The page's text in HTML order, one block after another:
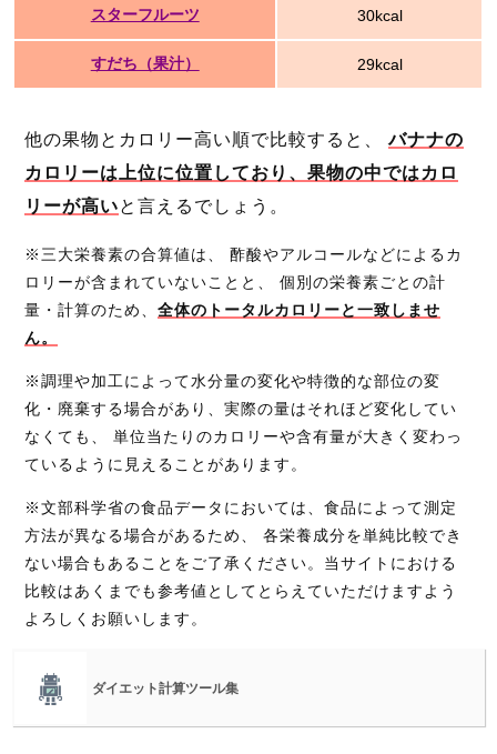
スターフルーツ 30kcal
すだち（果汁） 29kcal
他の果物とカロリー高い順で比較すると、バナナの
カロリーは上位に位置しており、果物の中ではカロ
リーが高いと言えるでしょう。
※三大栄養素の合算値は、 酢酸やアルコールなどによるカ
ロリーが含まれていないことと、 個別の栄養素ごとの計
量・計算のため、 全体のトータルカロリーと一致しませ
ん。
※調理や加工によって水分量の変化や特徴的な部位の変
化・廃棄する場合があり、実際の量はそれほど変化してい
なくても、 単位当たりのカロリーや含有量が大きく変わっ
ているように見えることがあります。
※文部科学省の食品データにおいては、食品によって測定
方法が異なる場合があるため、 各栄養成分を単純比較でき
ない場合もあることをご了承ください。当サイトにおける
比較はあくまでも参考値としてとらえていただけますよう
よろしくお願いします。
ダイエット計算ツール集